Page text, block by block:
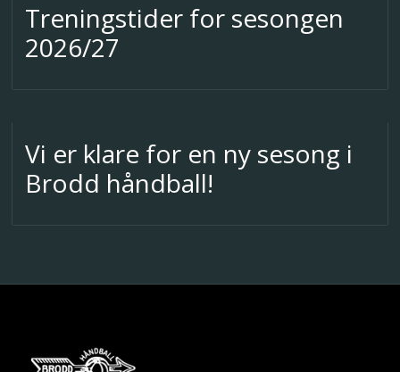
Treningstider for sesongen
2026/27
Vi er klare for en ny sesong i
Brodd håndball!